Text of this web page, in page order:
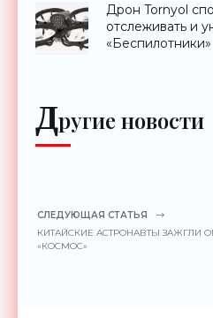
Дрон Tornyol
отслеживать и
«Беспилотники»
Другие новости
СЛЕДУЮЩАЯ СТАТЬЯ
КИТАЙСКИЕ АСТРОНАВТЫ ЗАЖГЛИ
«КОСМОС»